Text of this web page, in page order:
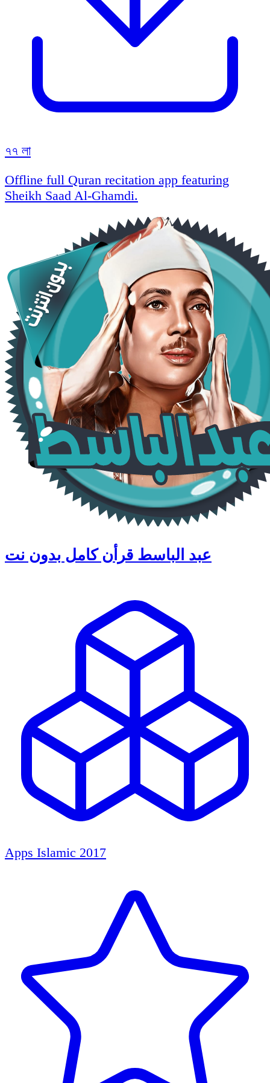
৭৭ লা
Offline full Quran recitation app featuring
Sheikh Saad Al-Ghamdi.
عبد الباسط قرأن كامل بدون نت
Apps Islamic 2017